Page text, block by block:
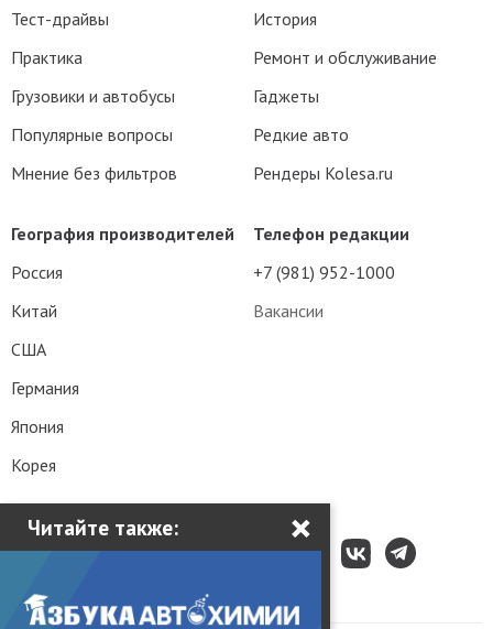
Читайте также: ×
Телефон редакции
+7 (981) 952-1000
Вакансии
Тест-драйвы
Практика
Грузовики и автобусы
Популярные вопросы
Мнение без фильтров
История
Ремонт и обслуживание
Гаджеты
Редкие авто
Рендеры Kolesa.ru
География производителей
Россия
Китай
США
Германия
Япония
Корея